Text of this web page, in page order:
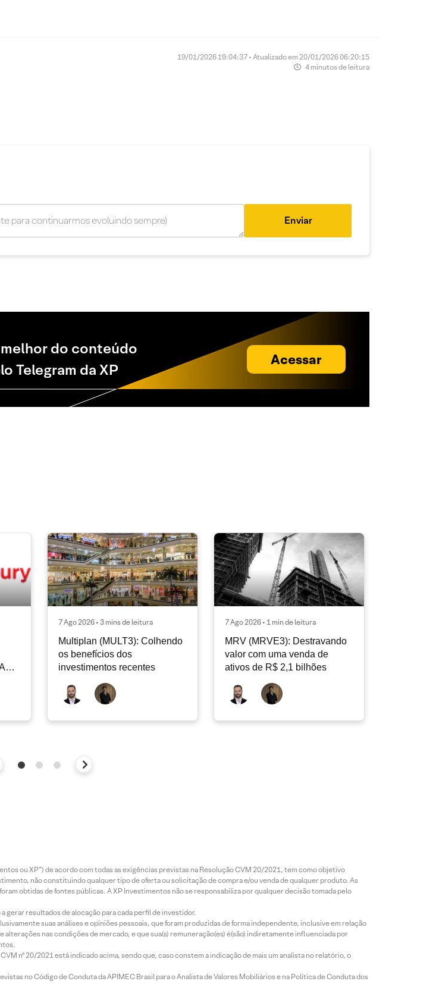
19/01/2026 19:04:37 • Atualizado em 20/01/2026 06:20:15
4 minutos de leitura
Enviar
do conteúdo
Telegram da XP
Acessar
7 Ago 2026 • 3 mins de leitura
Multiplan (MULT3): Colhendo
os benefícios dos
investimentos recentes
7 Ago 2026 • 1 min de leitura
MRV (MRVE3): Destravando
valor com uma venda de
ativos de R$ 2,1 bilhões
ou XP”) de acordo com todas as exigências previstas na Resolução CVM 20/2021, tem como objetivo
não constituindo qualquer tipo de oferta ou solicitação de compra e/ou venda de qualquer produto. As
obtidas de fontes públicas. A XP Investimentos não se responsabiliza por qualquer decisão tomada pelo
gerar resultados de alocação para cada perfil de investidor.
suas análises e opiniões pessoais, que foram produzidas de forma independente, inclusive em relação
nas condições de mercado, e que sua(s) remuneração(es) é(são) indiretamente influenciada por
nº 20/2021 está indicado acima, sendo que, caso constem a indicação de mais um analista no relatório, o
no Código de Conduta da APIMEC Brasil para o Analista de Valores Mobiliários e na Política de Conduta dos